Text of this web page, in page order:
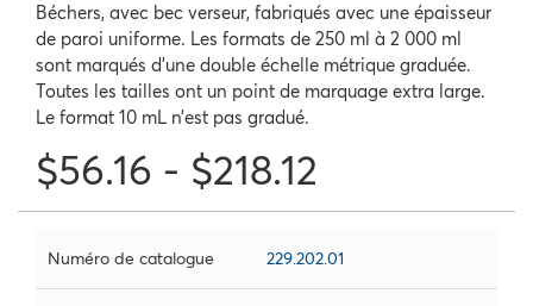
Béchers, avec bec verseur, fabriqués avec une épaisseur
de paroi uniforme. Les formats de 250 ml à 2 000 ml
sont marqués d’une double échelle métrique graduée.
Toutes les tailles ont un point de marquage extra large.
Le format 10 mL n’est pas gradué.
$56.16 - $218.12
Numéro de catalogue 229.202.01